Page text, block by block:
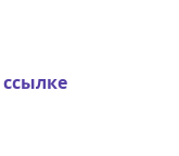
ссылке